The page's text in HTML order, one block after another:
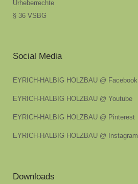
Urheberrechte
§ 36 VSBG
Social Media
EYRICH-HALBIG HOLZBAU @ Facebook
EYRICH-HALBIG HOLZBAU @ Youtube
EYRICH-HALBIG HOLZBAU @ Pinterest
EYRICH-HALBIG HOLZBAU @ Instagram
Downloads